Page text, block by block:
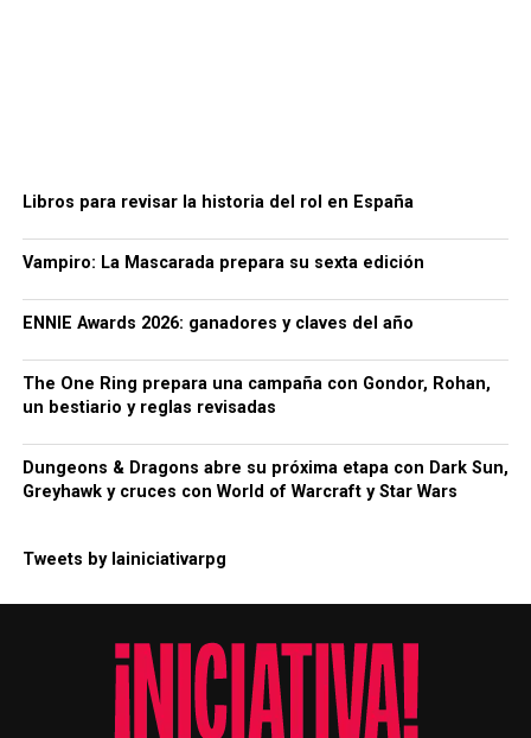
Libros para revisar la historia del rol en España
Vampiro: La Mascarada prepara su sexta edición
ENNIE Awards 2026: ganadores y claves del año
The One Ring prepara una campaña con Gondor, Rohan,
un bestiario y reglas revisadas
Dungeons & Dragons abre su próxima etapa con Dark Sun,
Greyhawk y cruces con World of Warcraft y Star Wars
Tweets by lainiciativarpg